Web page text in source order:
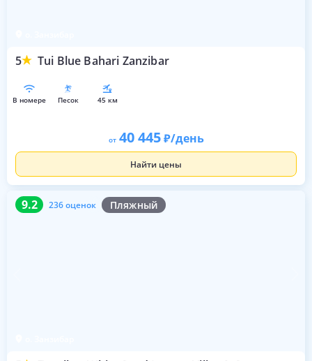
5 Tui Blue Bahari Zanzibar
в номере песок 45 км
от 40 445 /день
Найти цены
9.2 236 оценок Пляжный
9.2 236 оценок